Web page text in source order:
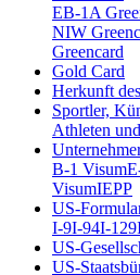
EB-1A
NIW
Greencard
Gold Card
Herkunft
Sportler,
Athleten
B-1 Visum
VisumIEPP
US-
I-9I-94I-129
US-
US-